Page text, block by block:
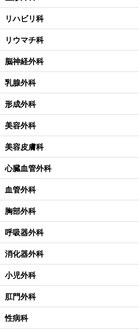
リハビリ科
リウマチ科
脳神経外科
乳腺外科
形成外科
美容外科
美容皮膚科
心臓血管外科
血管外科
胸部外科
呼吸器外科
消化器外科
小児外科
肛門外科
性病科